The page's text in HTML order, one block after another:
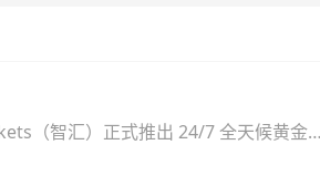
（智汇）正式推出 24/7 全天候黄金
持软件及交易细则。